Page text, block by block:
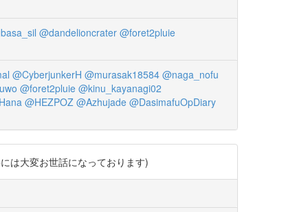
@dandelioncrater @foret2pluie
@CyberjunkerH @murasak18584 @naga_nofu
@foret2pluie @kinu_kayanagi02
@HEZPOZ @Azhujade @DasimafuOpDiary
は大変お世話になっております)